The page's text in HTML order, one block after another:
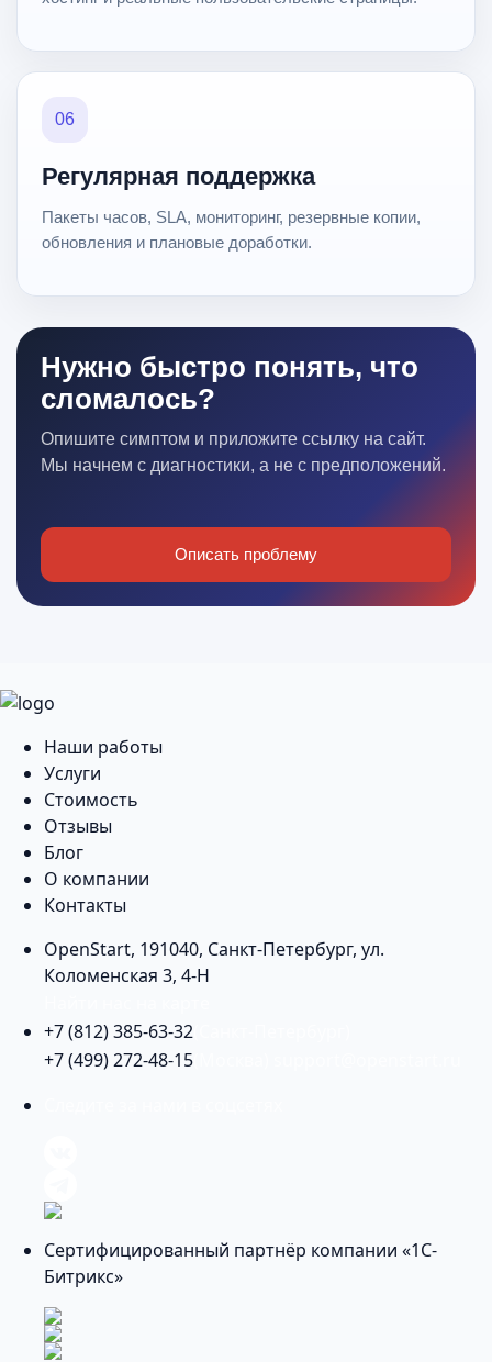
06
Регулярная поддержка
Пакеты часов, SLA, мониторинг, резервные копии,
обновления и плановые доработки.
Нужно быстро понять, что
сломалось?
Опишите симптом и приложите ссылку на сайт.
Мы начнем с диагностики, а не с предположений.
Описать проблему
Наши работы
Услуги
Стоимость
Отзывы
Блог
О компании
Контакты
OpenStart, 191040, Санкт-Петербург, ул.
Коломенская 3, 4-Н
+7 (812) 385-63-32
+7 (499) 272-48-15
Сертифицированный партнёр компании «1С-
Битрикс»